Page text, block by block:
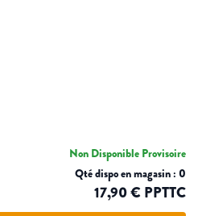
Non Disponible Provisoire
Qté dispo en magasin : 0
17,90 € PPTTC